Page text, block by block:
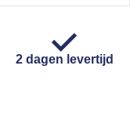
2 dagen levertijd